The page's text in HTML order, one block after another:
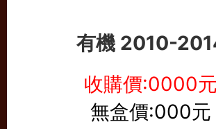
有機 2010-
收購價:0000元
無盒價:000元